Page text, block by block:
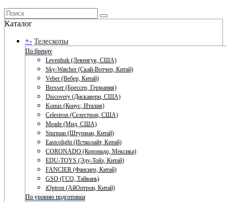
Каталог
+- Телескопы
По бренду
Levenhuk (Левенгук, США)
Sky-Watcher (Скай-Вотчер, Китай)
Veber (Вебер, Китай)
Bresser (Брессер, Германия)
Discovery (Дискавери, США)
Konus (Конус, Италия)
Celestron (Селестрон, США)
Meade (Мид, США)
Sturman (Штурман, Китай)
Eastcolight (Истколайт, Китай)
CORONADO (Коронадо, Мексика)
EDU-TOYS (Эду-Тойз, Китай)
FANCIER (Фансиер, Китай)
GSO (ГСО, Тайвань)
iOptron (АйОптрон, Китай)
По уровню подготовки